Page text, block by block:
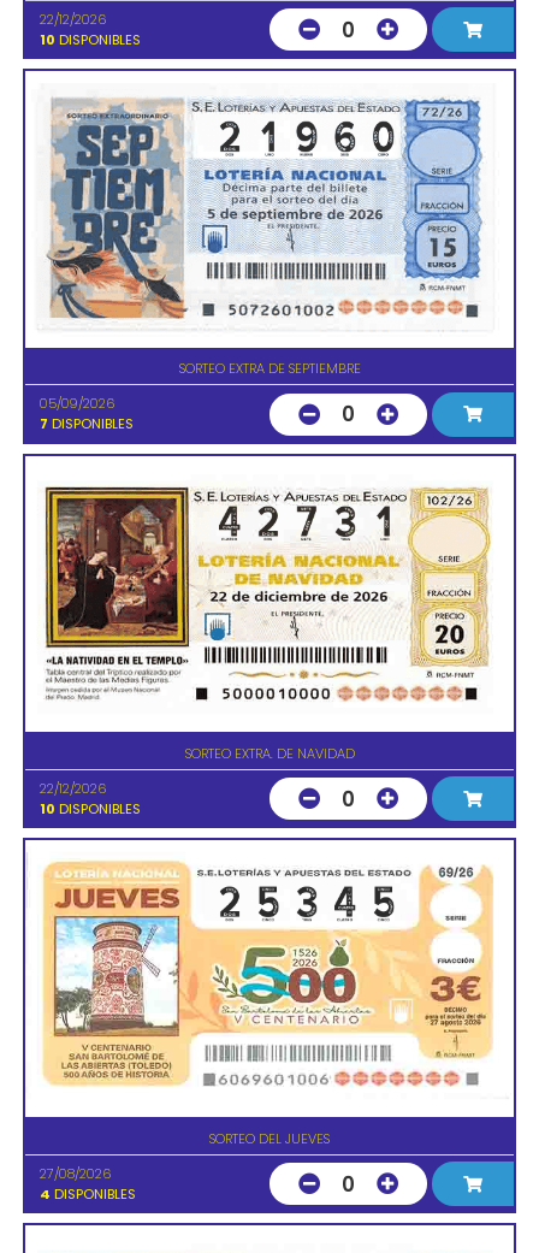
22/12/2026
10 DISPONIBLES 0
SORTEO EXTRA DE SEPTIEMBRE
05/09/2026
7 DISPONIBLES 0
SORTEO EXTRA. DE NAVIDAD
22/12/2026
10 DISPONIBLES 0
SORTEO DEL JUEVES
27/08/2026
4 DISPONIBLES 0